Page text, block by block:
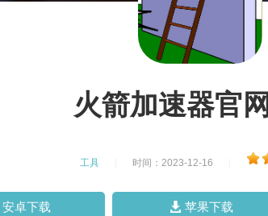
火箭加速器官
工具 时间：2023-12-16
安卓下载 苹果下载